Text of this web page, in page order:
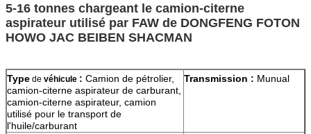
5-16 tonnes chargeant le camion-citerne
aspirateur utilisé par FAW de DONGFENG FOTON
HOWO JAC BEIBEN SHACMAN
Type de véhicule : Camion de pétrolier,
camion-citerne aspirateur de carburant,
camion-citerne aspirateur, camion
utilisé pour le transport de
l'huile/carburant
Transmission : Munual